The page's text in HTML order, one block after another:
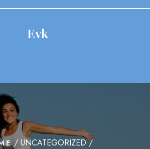
Evk
/ UNCATEGORIZED /